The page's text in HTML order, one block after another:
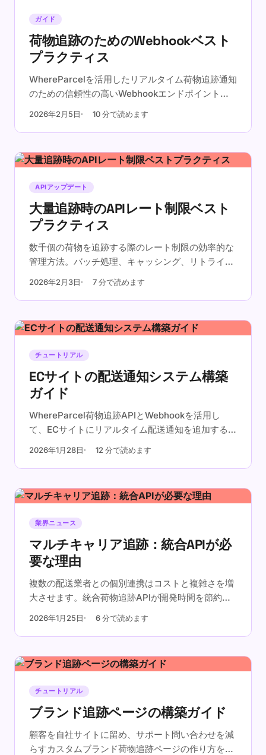
ガイド
荷物追跡のためのWebhookベスト
プラクティス
WhereParcelを活用したリアルタイム荷物追跡通知
のための信頼性の高いWebhookエンドポイントの
設定方法を学びましょう。
2026年2月5日 10 分で読めます
APIアップデート
大量追跡時のAPIレート制限ベスト
プラクティス
数千個の荷物を追跡する際のレート制限の効率的な
管理方法。バッチ処理、キャッシング、リトライ戦
略をご紹介します。
2026年2月3日 7 分で読めます
チュートリアル
ECサイトの配送通知システム構築
ガイド
WhereParcel荷物追跡APIとWebhookを活用し
て、ECサイトにリアルタイム配送通知を追加するス
テップバイステップのチュートリアルです。
2026年1月28日 12 分で読めます
業界ニュース
マルチキャリア追跡：統合APIが必
要な理由
複数の配送業者との個別連携はコストと複雑さを増
大させます。統合荷物追跡APIが開発時間を節約
し、信頼性を向上させる方法をご紹介します。
2026年1月25日 6 分で読めます
チュートリアル
ブランド追跡ページの構築ガイド
顧客を自社サイトに留め、サポート問い合わせを減
らすカスタムブランド荷物追跡ページの作り方をス